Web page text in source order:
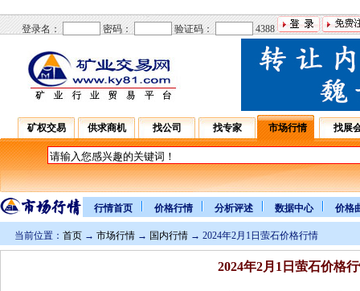
登录名： 密码： 验证码： 4388
矿权交易 供求商机 找公司 找专家 市场行情 找展
行情首页 价格行情 分析评述 数据中心 价格
当前位置： 首页 → 市场行情 → 国内行情 → 2024年2月1日萤石价格行情
2024年2月1日萤石价格